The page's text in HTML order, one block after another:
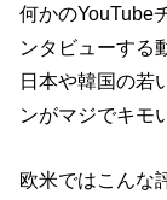
何かのYouTube
ンタビューする
日本や韓国の若
ンがマジでキモ
欧米ではこんな